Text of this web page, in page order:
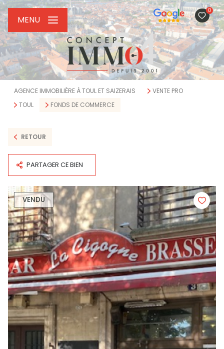
0
MENU
AGENCE IMMOBILIÈRE À TOUL ET SAIZERAIS
VENTE PRO
TOUL
FONDS DE COMMERCE
RETOUR
PARTAGER CE BIEN
VENDU